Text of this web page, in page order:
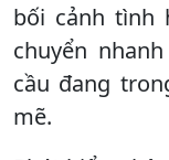
bối cảnh tình
chuyển
cầu đang
mẽ.